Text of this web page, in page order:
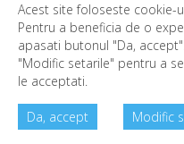
Acest site foloseste cookie-
Pentru a beneficia de o
apasati butonul "Da,
"Modific setarile" pentru a
le acceptati.
Da, accept Modific